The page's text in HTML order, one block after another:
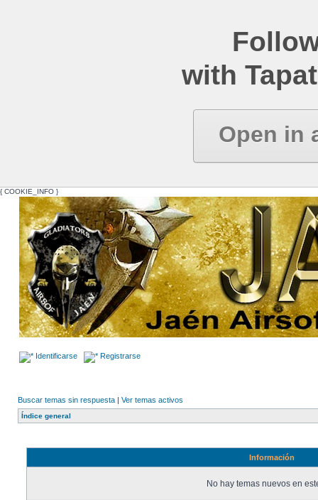
with
Open in
{ COOKIE_INFO }
Identificarse Registrarse
Buscar temas sin respuesta | Ver temas activos
Índice general
Información
No hay temas nuevos en